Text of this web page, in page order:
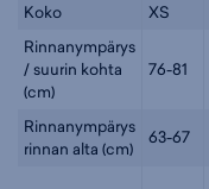
Koko
XS
Rinnanympärys
/ suurin kohta
(cm)
76-81
Rinnanympärys
rinnan alta (cm)
63-67